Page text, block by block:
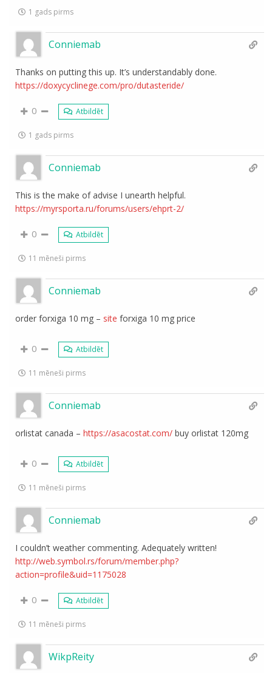
1 gads pirms
Conniemab
Thanks on putting this up. It’s understandably done.
https://doxycyclinege.com/pro/dutasteride/
0 Atbildēt
1 gads pirms
Conniemab
This is the make of advise I unearth helpful.
https://myrsporta.ru/forums/users/ehprt-2/
0 Atbildēt
11 mēneši pirms
Conniemab
order forxiga 10 mg – site forxiga 10 mg price
0 Atbildēt
11 mēneši pirms
Conniemab
orlistat canada –https://asacostat.com/ buy orlistat 120mg
0 Atbildēt
11 mēneši pirms
Conniemab
I couldn’t weather commenting. Adequately written!
http://web.symbol.rs/forum/member.php?
action=profile&uid=1175028
0 Atbildēt
11 mēneši pirms
WikpReity